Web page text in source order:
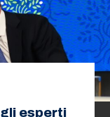
gli esperti